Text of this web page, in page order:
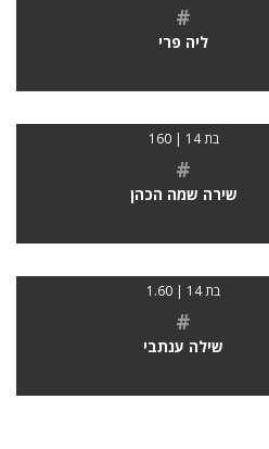
#
ליה פרי
בת 14 | 160
#
שירה שמה הכהן
בת 14 | 1.60
#
שילה ענתבי